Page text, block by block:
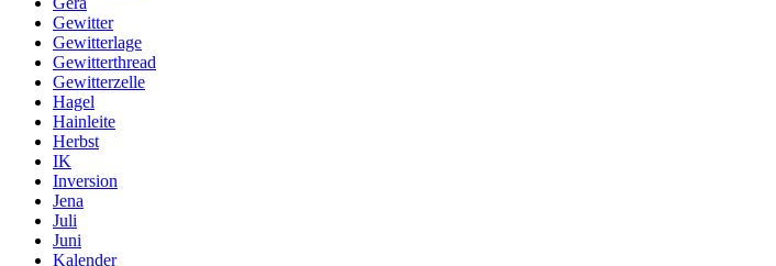
Gewitter
Gewitterlage
Gewitterthread
Gewitterzelle
Hagel
Hainleite
Herbst
IK
Inversion
Jena
Juli
Juni
Kalender